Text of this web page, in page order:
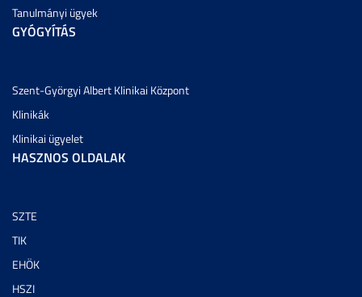
Tanulmányi ügyek
GYÓGYÍTÁS
Szent-Györgyi Albert Klinikai Központ
Klinikák
Klinikai ügyelet
HASZNOS OLDALAK
SZTE
TIK
EHÖK
HSZI